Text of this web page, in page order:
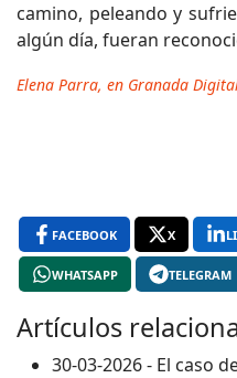
camino, peleando y
algún día, fueran
Elena Parra, en Granada
FACEBOOK X
WHATSAPP TELEGRAM
Artículos
30-03-2026 - El caso